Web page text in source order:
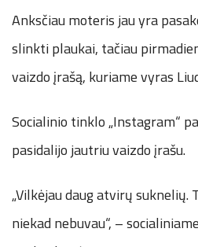
Anksčiau moteris jau yra
slinkti plaukai, tačiau
vaizdo įrašą, kuriame vyras
Socialinio tinklo „Instagram“
pasidalijo jautriu vaizdo įrašu.
„Vilkėjau daug atvirų suknelių.
niekad nebuvau“, –